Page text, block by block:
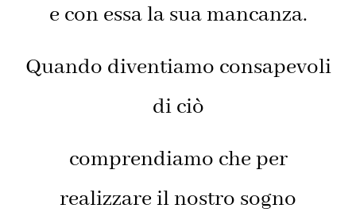
e con essa la sua mancanza.
Quando diventiamo consapevoli
di ciò
comprendiamo che per
realizzare il nostro sogno